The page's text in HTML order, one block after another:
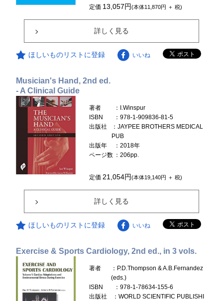
定価 13,057円(本体11,870円 ＋ 税)
詳しく見る
ほしいものリストに登録 いいね
Musician's Hand, 2nd ed.
- A Clinical Guide
著者
：I.Winspur
ISBN
：978-1-909836-81-5
出版社
：JAYPEE BROTHERS MEDICAL
PUB
出版年
：2018年
ページ数 ：206pp.
定価21,054円(本体19,140円 ＋ 税)
詳しく見る
ほしいものリストに登録 いいね
Exercise & Sports Cardiology, 2nd ed., in 3 vols.
著者
：P.D.Thompson & A.B.Fernandez
(eds.)
ISBN
：978-1-78634-155-6
出版社
：WORLD SCIENTIFIC PUBLISHI